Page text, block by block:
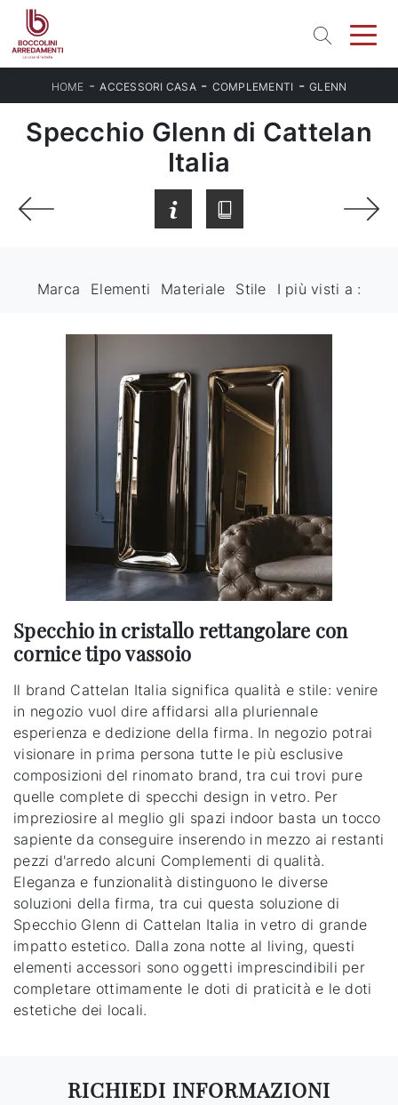
HOME -ACCESSORI CASA- COMPLEMENTI -GLENN
Specchio Glenn di Cattelan
Italia
Marca Elementi Materiale Stile I più visti a :
Specchio in cristallo rettangolare con
cornice tipo vassoio
Il brand Cattelan Italia significa qualità e stile: venire
in negozio vuol dire affidarsi alla pluriennale
esperienza e dedizione della firma. In negozio potrai
visionare in prima persona tutte le più esclusive
composizioni del rinomato brand, tra cui trovi pure
quelle complete di specchi design in vetro. Per
impreziosire al meglio gli spazi indoor basta un tocco
sapiente da conseguire inserendo in mezzo ai restanti
pezzi d'arredo alcuni Complementi di qualità.
Eleganza e funzionalità distinguono le diverse
soluzioni della firma, tra cui questa soluzione di
Specchio Glenn di Cattelan Italia in vetro di grande
impatto estetico. Dalla zona notte al living, questi
elementi accessori sono oggetti imprescindibili per
completare ottimamente le doti di praticità e le doti
estetiche dei locali.
RICHIEDI INFORMAZIONI